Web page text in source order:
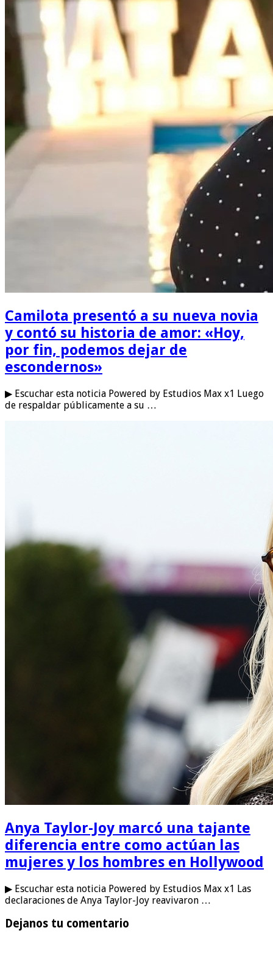
Camilota presentó a su nueva novia
y contó su historia de amor: «Hoy,
por fin, podemos dejar de
escondernos»
▶ Escuchar esta noticia Powered by Estudios Max x1 Luego
de respaldar públicamente a su …
Anya Taylor-Joy marcó una tajante
diferencia entre como actúan las
mujeres y los hombres en Hollywood
▶ Escuchar esta noticia Powered by Estudios Max x1 Las
declaraciones de Anya Taylor-Joy reavivaron …
Dejanos tu comentario